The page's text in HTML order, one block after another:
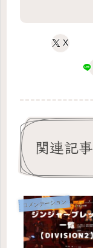
X
関連記事
コメンデーション